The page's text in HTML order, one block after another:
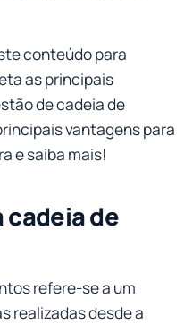
conteúdo para
as principais
de cadeia de
vantagens para
e saiba mais!
cadeia de
refere-se a um
realizadas desde a